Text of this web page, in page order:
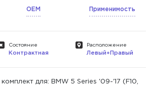
OEM Применимость
Состояние
Контрактная
Расположение
Левый+Правый
для: BMW 5 Series '09-'17 (F10,